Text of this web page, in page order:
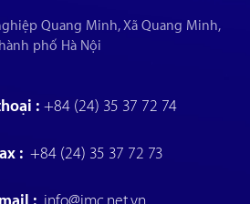
Quang Minh, Xã Quang Minh,
phố Hà Nội
: +84 (24) 35 37 72 74
: +84 (24) 35 37 72 73